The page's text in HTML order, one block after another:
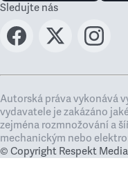
Sledujte nás
Autorská práva vykonává
vydavatele je zakázáno
zejména rozmnožování a
mechanickým nebo
© Copyright Respekt Media